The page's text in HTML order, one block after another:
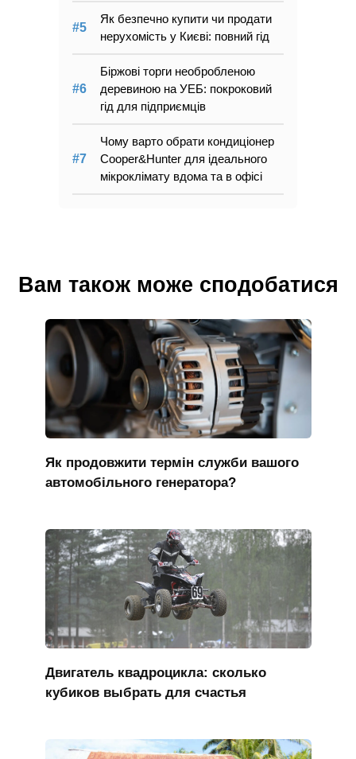
Як безпечно купити чи продати
нерухомість у Києві: повний гід
Біржові торги необробленою
деревиною на УЕБ: покроковий
гід для підприємців
Чому варто обрати кондиціонер
Cooper&Hunter для ідеального
мікроклімату вдома та в офісі
Вам також може сподобатися
Як продовжити термін служби вашого
автомобільного генератора?
Двигатель квадроцикла: сколько
кубиков выбрать для счастья